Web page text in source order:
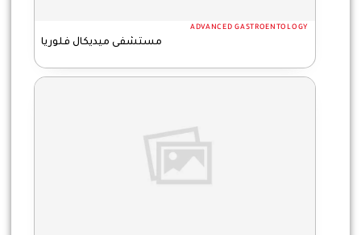
ADVANCED GASTROENTOLOGY
مستشفى ميديكال فلوريا